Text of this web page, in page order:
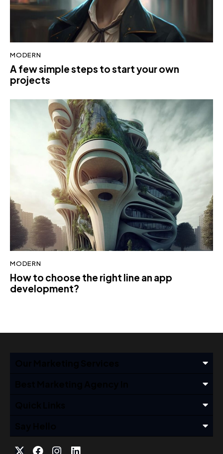
MODERN
A few simple steps to start your own
projects
MODERN
How to choose the right line an app
development?